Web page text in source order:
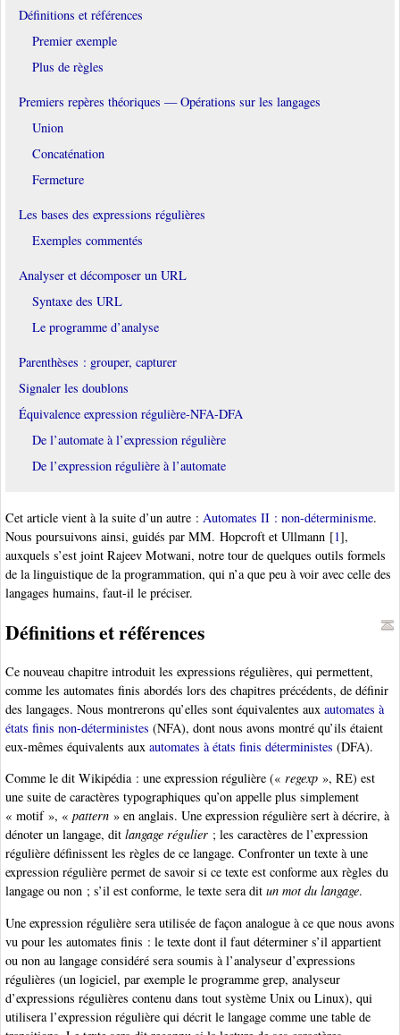
Définitions et références
Premier exemple
Plus de règles
Premiers repères théoriques — Opérations sur les langages
Union
Concaténation
Fermeture
Les bases des expressions régulières
Exemples commentés
Analyser et décomposer un URL
Syntaxe des URL
Le programme d’analyse
Parenthèses : grouper, capturer
Signaler les doublons
Équivalence expression régulière-NFA-DFA
De l’automate à l’expression régulière
De l’expression régulière à l’automate
Cet article vient à la suite d’un autre : Automates II : non-déterminisme.
Nous poursuivons ainsi, guidés par MM. Hopcroft et Ullmann [1],
auxquels s’est joint Rajeev Motwani, notre tour de quelques outils formels
de la linguistique de la programmation, qui n’a que peu à voir avec celle des
langages humains, faut-il le préciser.
Définitions et références
Ce nouveau chapitre introduit les expressions régulières, qui permettent,
comme les automates finis abordés lors des chapitres précédents, de définir
des langages. Nous montrerons qu’elles sont équivalentes aux automates à
états finis non-déterministes (NFA), dont nous avons montré qu’ils étaient
eux-mêmes équivalents aux automates à états finis déterministes (DFA).
Comme le dit Wikipédia : une expression régulière (« regexp », RE) est
une suite de caractères typographiques qu’on appelle plus simplement
« motif », « pattern » en anglais. Une expression régulière sert à décrire, à
dénoter un langage, dit langage régulier ; les caractères de l’expression
régulière définissent les règles de ce langage. Confronter un texte à une
expression régulière permet de savoir si ce texte est conforme aux règles du
langage ou non ; s’il est conforme, le texte sera dit un mot du langage.
Une expression régulière sera utilisée de façon analogue à ce que nous avons
vu pour les automates finis : le texte dont il faut déterminer s’il appartient
ou non au langage considéré sera soumis à l’analyseur d’expressions
régulières (un logiciel, par exemple le programme grep, analyseur
d’expressions régulières contenu dans tout système Unix ou Linux), qui
utilisera l’expression régulière qui décrit le langage comme une table de